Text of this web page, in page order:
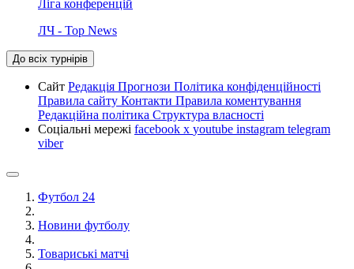
Ліга конференцій
ЛЧ - Top News
До всіх турнірів
Сайт Редакція Прогнози Політика конфіденційності
Правила сайту Контакти Правила коментування
Редакційна політика Структура власності
Соціальні мережі facebook x youtube instagram telegram
viber
Футбол 24
Новини футболу
Товариські матчі